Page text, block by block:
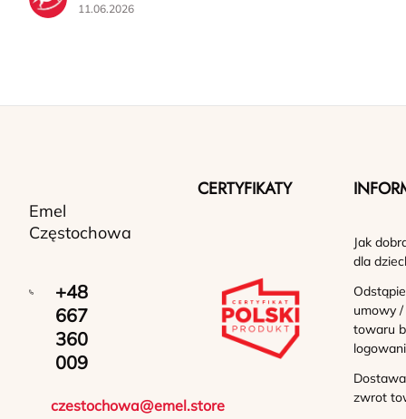
11.06.2026
Emel
Częstochowa
+48
667
360
009
czestochowa@emel.store
CERTYFIKATY
Jak
dla
umowy
towaru
zwrot